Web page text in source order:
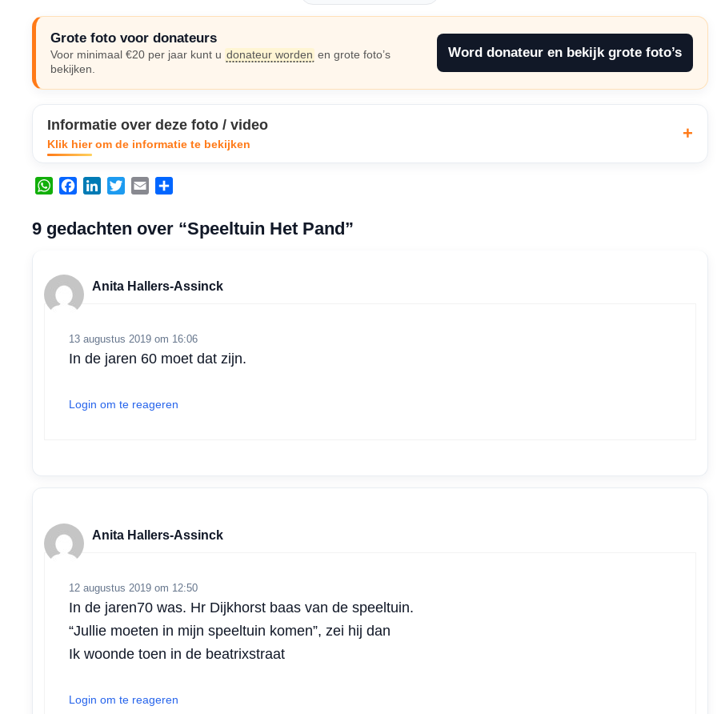
Grote foto voor donateurs
Voor minimaal €20 per jaar kunt u donateur worden en grote foto’s
bekijken.
Word donateur en bekijk grote foto’s
Informatie over deze foto / video
Klik hier om de informatie te bekijken
W
t
A
p
p
e
o
k
k
I
t
r
i
9 gedachten over “Speeltuin Het Pand”
Anita Hallers-Assinck
13 augustus 2019 om 16:06
In de jaren 60 moet dat zijn.
Login om te reageren
Anita Hallers-Assinck
12 augustus 2019 om 12:50
In de jaren70 was. Hr Dijkhorst baas van de speeltuin.
“Jullie moeten in mijn speeltuin komen”, zei hij dan
Ik woonde toen in de beatrixstraat
Login om te reageren